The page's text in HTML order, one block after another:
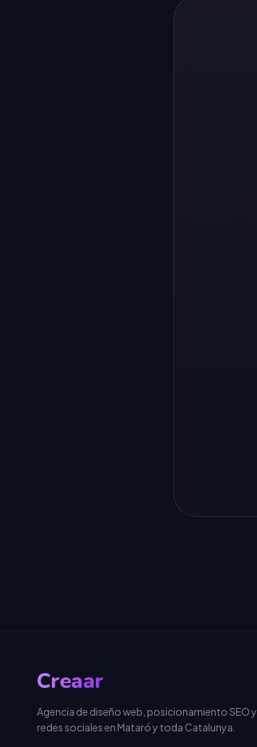
Creaar
Agencia de diseño web, posicionamiento SEO y
redes sociales en Mataró y toda Catalunya.